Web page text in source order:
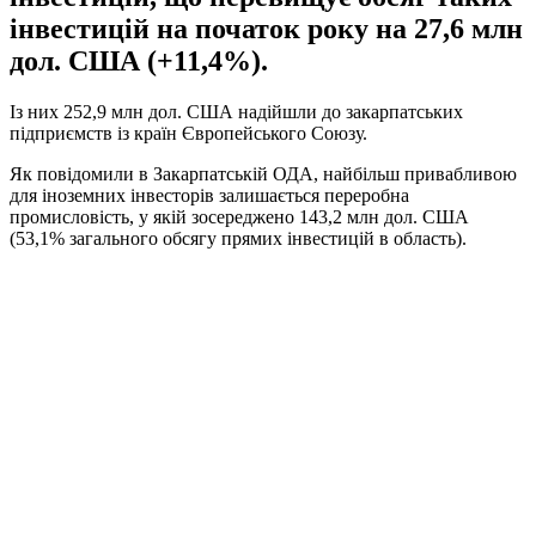
інвестицій на початок року на 27,6 млн
дол. США (+11,4%).
Із них 252,9 млн дол. США надійшли до закарпатських
підприємств із країн Європейського Союзу.
Як повідомили в Закарпатській ОДА, найбільш привабливою
для іноземних інвесторів залишається переробна
промисловість, у якій зосереджено 143,2 млн дол. США
(53,1% загального обсягу прямих інвестицій в область).